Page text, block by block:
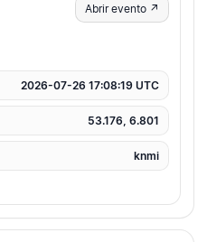
Abrir evento ↗
2026-07-26 17:08:19 UTC
53.176, 6.801
knmi